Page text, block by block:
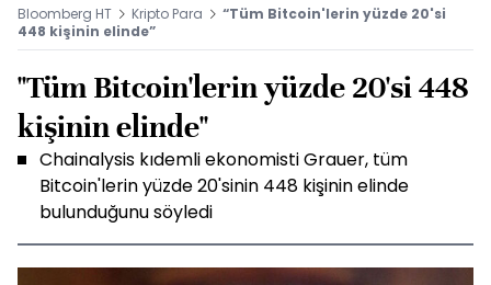
Bloomberg HT Kripto Para
“Tüm Bitcoin'lerin yüzde 20'si
448 kişinin elinde”
"Tüm Bitcoin'lerin yüzde 20'si 448
kişinin elinde"
Chainalysis kıdemli ekonomisti Grauer, tüm
Bitcoin'lerin yüzde 20'sinin 448 kişinin elinde
bulunduğunu söyledi